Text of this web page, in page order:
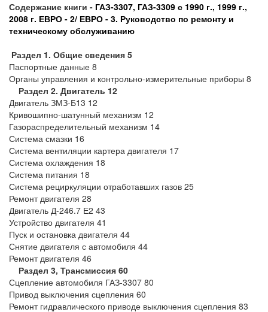
Содержание книги - ГАЗ-3307, ГАЗ-3309 с 1990 г., 1999 г.,
2008 г. ЕВРО - 2/ ЕВРО - 3. Руководство по ремонту и
техническому обслуживанию
Раздел 1. Общие сведения 5
Паспортные данные 8
Органы управления и контрольно-измерительные приборы 8
Раздел 2. Двигатель 12
Двигатель ЗМЗ-Б13 12
Кривошипно-шатунный механизм 12
Газораспределительный механизм 14
Система смазки 16
Система вентиляции картера двигателя 17
Система охлаждения 18
Система питания 18
Система рециркуляции отработавших газов 25
Ремонт двигателя 28
Двигатель Д-246.7 Е2 43
Устройство двигателя 41
Пуск и остановка двигателя 44
Снятие двигателя с автомобиля 44
Ремонт двигателя 46
Раздел 3, Трансмиссия 60
Сцепление автомобиля ГАЗ-3307 80
Привод выключения сцепления 60
Ремонт гидравлического приводе выключения сцепления 83